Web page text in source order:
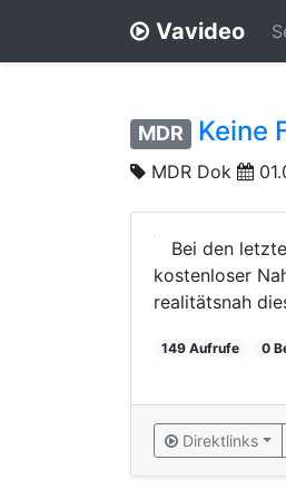
Vavideo
MDR Keine
MDR Dok
Bei den
kostenloser
realitätsnah
149 Aufrufe 0
Direktlinks